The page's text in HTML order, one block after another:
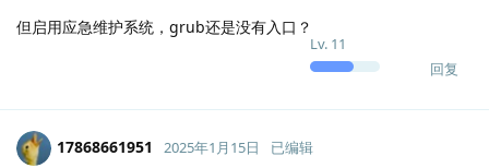
Lv. 11
但启用应急维护系统，grub还是没有入口？
回复
17868661951 2025年1月15日 已编辑